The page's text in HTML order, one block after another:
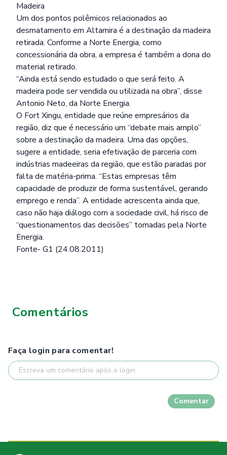
Madeira
Um dos pontos polêmicos relacionados ao
desmatamento em Altamira é a destinação da madeira
retirada. Conforme a Norte Energia, como
concessionária da obra, a empresa é também a dona do
material retirado.
“Ainda está sendo estudado o que será feito. A
madeira pode ser vendida ou utilizada na obra”, disse
Antonio Neto, da Norte Energia.
O Fort Xingu, entidade que reúne empresários da
região, diz que é necessário um “debate mais amplo”
sobre a destinação da madeira. Uma das opções,
sugere a entidade, seria efetivação de parceria com
indústrias madeeiras da região, que estão paradas por
falta de matéria-prima. “Estas empresas têm
capacidade de produzir de forma sustentável, gerando
emprego e renda”. A entidade acrescenta ainda que,
caso não haja diálogo com a sociedade civil, há risco de
“questionamentos das decisões” tomadas pela Norte
Energia.
Fonte- G1 (24.08.2011)
Comentários
Faça login para comentar!
Comentar